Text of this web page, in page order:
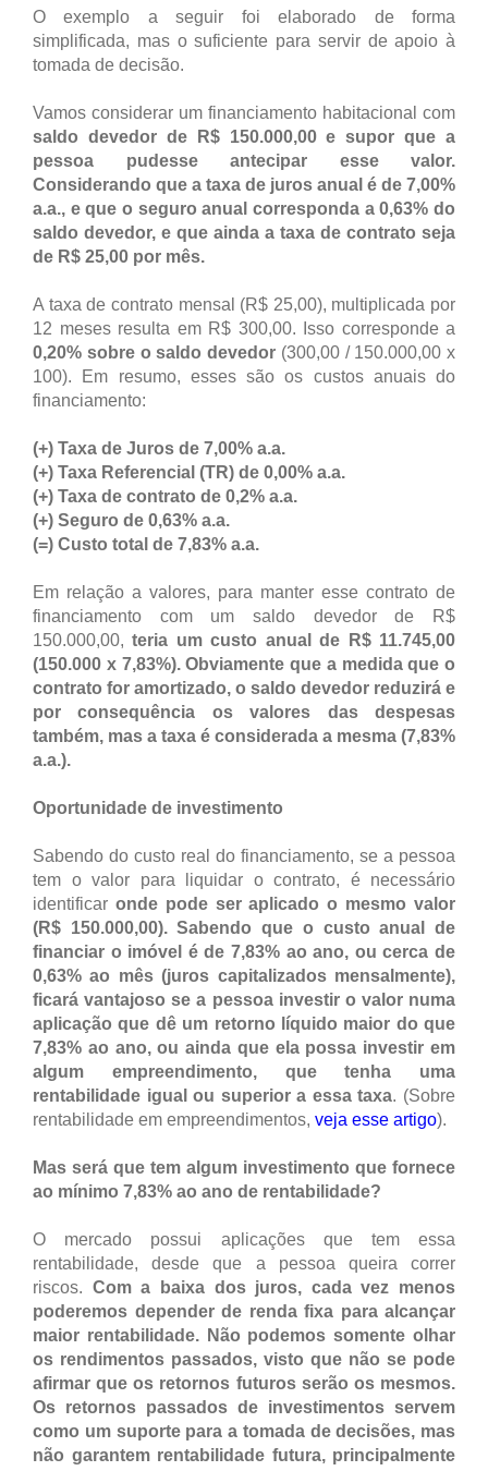
O exemplo a seguir foi elaborado de forma
simplificada, mas o suficiente para servir de apoio à
tomada de decisão.
Vamos considerar um financiamento habitacional com
saldo devedor de R$ 150.000,00 e supor que a
pessoa pudesse antecipar esse valor.
Considerando que a taxa de juros anual é de 7,00%
a.a., e que o seguro anual corresponda a 0,63% do
saldo devedor, e que ainda a taxa de contrato seja
de R$ 25,00 por mês.
A taxa de contrato mensal (R$ 25,00), multiplicada por
12 meses resulta em R$ 300,00. Isso corresponde a
0,20% sobre o saldo devedor (300,00 / 150.000,00 x
100). Em resumo, esses são os custos anuais do
financiamento:
(+) Taxa de Juros de 7,00% a.a.
(+) Taxa Referencial (TR) de 0,00% a.a.
(+) Taxa de contrato de 0,2% a.a.
(+) Seguro de 0,63% a.a.
(=) Custo total de 7,83% a.a.
Em relação a valores, para manter esse contrato de
financiamento com um saldo devedor de R$
150.000,00,teria um custo anual de R$ 11.745,00
(150.000 x 7,83%). Obviamente que a medida que o
contrato for amortizado, o saldo devedor reduzirá e
por consequência os valores das despesas
também, mas a taxa é considerada a mesma (7,83%
a.a.).
Oportunidade de investimento
Sabendo do custo real do financiamento, se a pessoa
tem o valor para liquidar o contrato, é necessário
identificar onde pode ser aplicado o mesmo valor
(R$ 150.000,00). Sabendo que o custo anual de
financiar o imóvel é de 7,83% ao ano, ou cerca de
0,63% ao mês (juros capitalizados mensalmente),
ficará vantajoso se a pessoa investir o valor numa
aplicação que dê um retorno líquido maior do que
7,83% ao ano, ou ainda que ela possa investir em
algum empreendimento, que tenha uma
rentabilidade igual ou superior a essa taxa. (Sobre
rentabilidade em empreendimentos, veja esse artigo).
Mas será que tem algum investimento que fornece
ao mínimo 7,83% ao ano de rentabilidade?
O mercado possui aplicações que tem essa
rentabilidade, desde que a pessoa queira correr
riscos. Com a baixa dos juros, cada vez menos
poderemos depender de renda fixa para alcançar
maior rentabilidade. Não podemos somente olhar
os rendimentos passados, visto que não se pode
afirmar que os retornos futuros serão os mesmos.
Os retornos passados de investimentos servem
como um suporte para a tomada de decisões, mas
não garantem rentabilidade futura, principalmente